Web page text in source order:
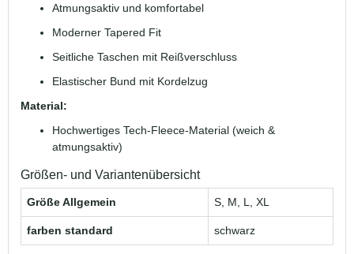
Atmungsaktiv und komfortabel
Moderner Tapered Fit
Seitliche Taschen mit Reißverschluss
Elastischer Bund mit Kordelzug
Material:
Hochwertiges Tech-Fleece-Material (weich &
atmungsaktiv)
Größen- und Variantenübersicht
Größe Allgemein S, M, L, XL
farben standard schwarz